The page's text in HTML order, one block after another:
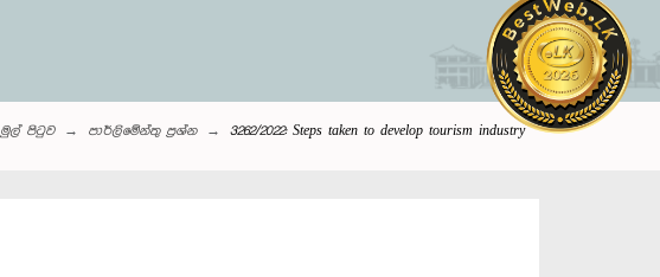
මුල් පිටුව පාර්ලි‌මේන්තු‌ ප්‍රශ්න 3262/2022: Steps taken to develop tourism industry